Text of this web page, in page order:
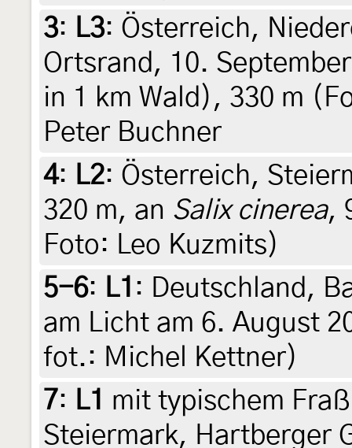
3: L3: Österreich,
Ortsrand, 10.
in 1 km Wald), 330 m
Peter Buchner
4: L2: Österreich,
320 m, an Salix cinerea,
Foto: Leo Kuzmits)
5-6: L1 : Deutschland,
am Licht am 6. August
fot.: Michel Kettner)
7: L1 mit typischem
Steiermark, Hartberger